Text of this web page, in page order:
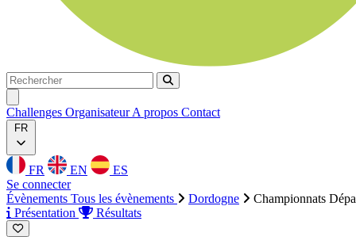
Rechercher
Rechercher
Challenges OrganisateurA propos Contact
FR
FR EN
ES
Se connecter
Évènements Tous les évènements Dordogne
Championnats
Présentation
Résultats